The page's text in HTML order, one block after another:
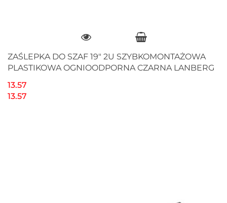
ZAŚLEPKA DO SZAF 19" 2U SZYBKOMONTAŻOWA
PLASTIKOWA OGNIOODPORNA CZARNA LANBERG
13.57
13.57